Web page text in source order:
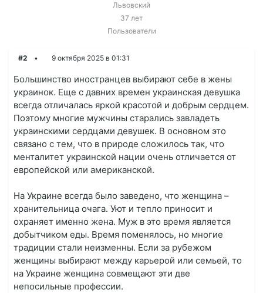
#2 9 октября 2025 в 01:31
Большинство иностранцев выбирают себе в жены
украинок. Еще с давних времен украинская девушка
всегда отличалась яркой красотой и добрым сердцем.
Поэтому многие мужчины старались завладеть
украинскими сердцами девушек. В основном это
связано с тем, что в природе сложилось так, что
менталитет украинской нации очень отличается от
европейской или американской.
На Украине всегда было заведено, что женщина –
хранительница очага. Уют и тепло приносит и
охраняет именно жена. Муж в это время является
добытчиком еды. Время поменялось, но многие
традиции стали неизменны. Если за рубежом
женщины выбирают между карьерой или семьей, то
на Украине женщина совмещают эти две
непосильные профессии.
Львовский
37 лет
Пользователи